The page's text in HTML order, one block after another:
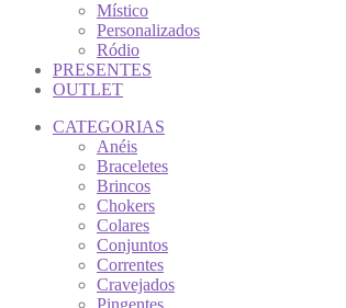
Místico
Personalizados
Ródio
PRESENTES
OUTLET
CATEGORIAS
Anéis
Braceletes
Brincos
Chokers
Colares
Conjuntos
Correntes
Cravejados
Pingentes